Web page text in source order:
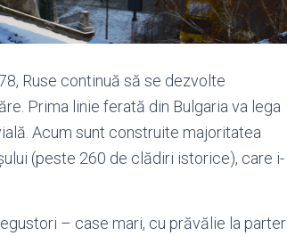
Ruse continuă să se dezvolte
Prima linie ferată din Bulgaria va lega
Acum sunt construite majoritatea
(peste 260 de clădiri istorice), care i-
– case mari, cu prăvălie la parter